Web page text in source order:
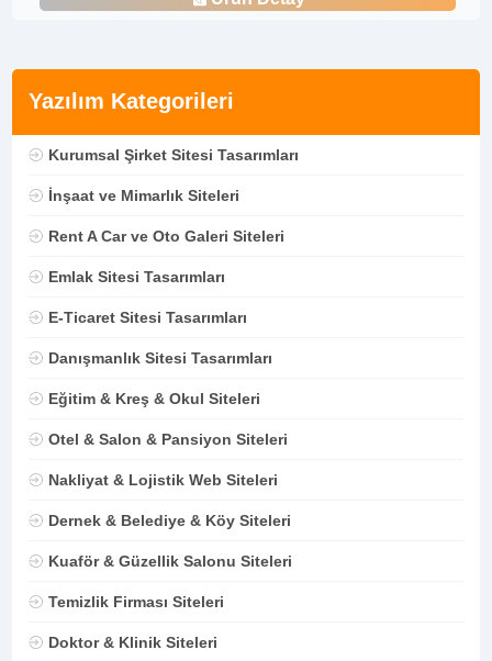
Yazılım Kategorileri
Kurumsal Şirket Sitesi Tasarımları
İnşaat ve Mimarlık Siteleri
Rent A Car ve Oto Galeri Siteleri
Emlak Sitesi Tasarımları
E-Ticaret Sitesi Tasarımları
Danışmanlık Sitesi Tasarımları
Eğitim & Kreş & Okul Siteleri
Otel & Salon & Pansiyon Siteleri
Nakliyat & Lojistik Web Siteleri
Dernek & Belediye & Köy Siteleri
Kuaför & Güzellik Salonu Siteleri
Temizlik Firması Siteleri
Doktor & Klinik Siteleri